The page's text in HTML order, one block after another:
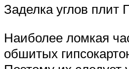
Заделка углов плит
Наиболее ломкая
обшитых